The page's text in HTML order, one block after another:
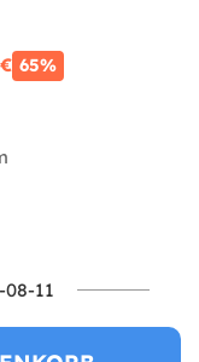
65%
08-11